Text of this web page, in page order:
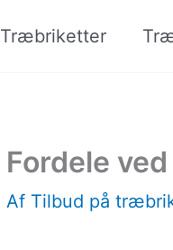
Træbriketter
Fordele
Af Tilbud på